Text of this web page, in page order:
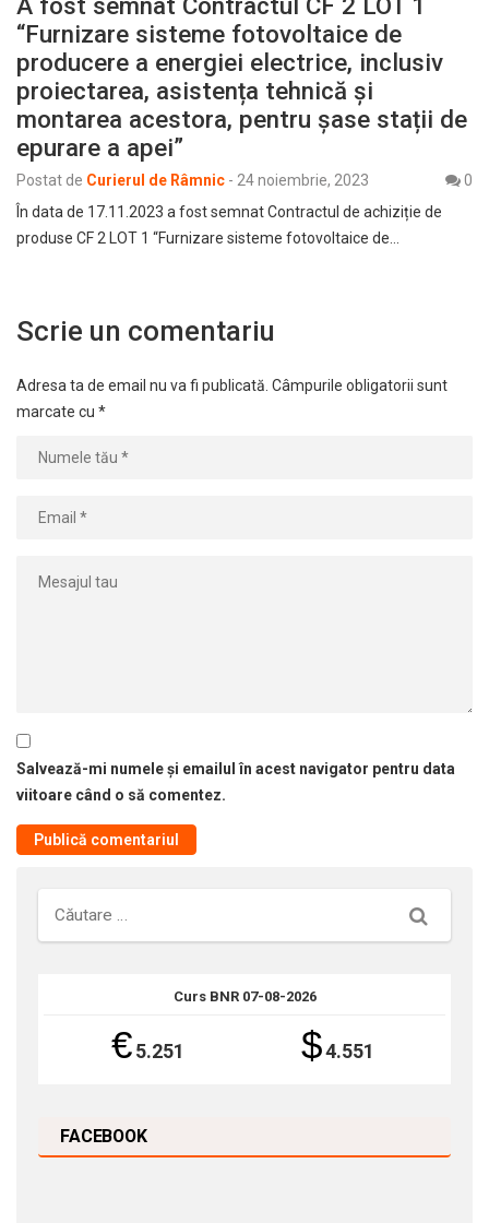
A fost semnat Contractul CF 2 LOT 1
“Furnizare sisteme fotovoltaice de
producere a energiei electrice, inclusiv
proiectarea, asistența tehnică și
montarea acestora, pentru șase stații de
epurare a apei”
Postat de Curierul de Râmnic - 24 noiembrie, 2023
0
În data de 17.11.2023 a fost semnat Contractul de achiziție de
produse CF 2 LOT 1 “Furnizare sisteme fotovoltaice de…
Scrie un comentariu
Adresa ta de email nu va fi publicată. Câmpurile obligatorii sunt
marcate cu *
Salvează-mi numele și emailul în acest navigator pentru data
viitoare când o să comentez.
Căutare
Curs BNR 07-08-2026
€5.251 $4.551
FACEBOOK